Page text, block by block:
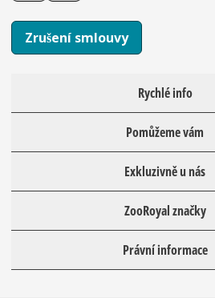
Zrušení smlouvy
Rychlé info
Pomůžeme vám
Exkluzivně u nás
ZooRoyal značky
Právní informace